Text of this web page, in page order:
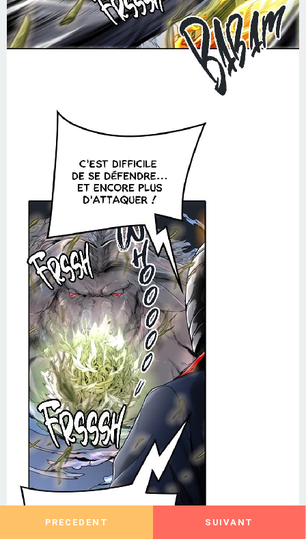
PRECEDENT SUIVANT